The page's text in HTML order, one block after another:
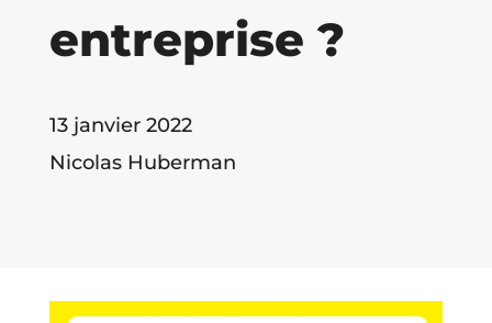
entreprise ?
13 janvier 2022
Nicolas Huberman